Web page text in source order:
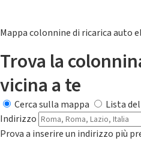
Mappa colonnine di ricarica auto
Trova la
vicina a te
Cerca sulla mappa
Lista
Indirizzo
Prova a inserire un indirizzo più